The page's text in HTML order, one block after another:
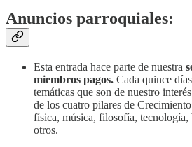
Anuncios parroquiales:
Esta entrada hace parte de nuestra
miembros pagos. Cada quince
temáticas que son de nuestro
de los cuatro pilares de
física, música, filosofía, tecnología,
otros.